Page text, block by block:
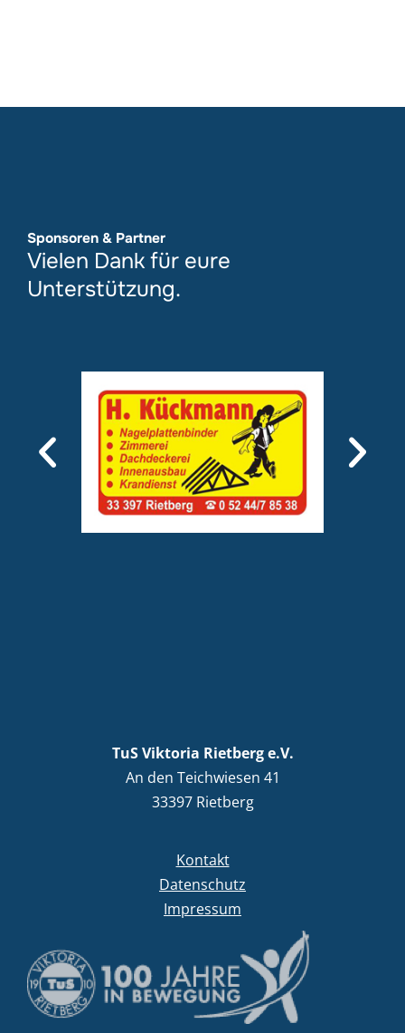
Sponsoren & Partner
Vielen Dank für eure
Unterstützung.
TuS Viktoria Rietberg e.V.
An den Teichwiesen 41
33397 Rietberg
Kontakt
Datenschutz
Impressum